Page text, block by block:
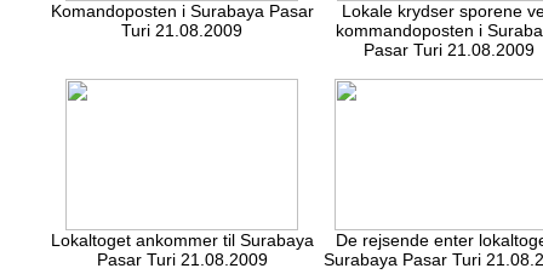
Komandoposten i Surabaya Pasar
Turi 21.08.2009
Lokale krydser sporene
kommandoposten i
Pasar Turi 21.08.2009
Lokaltoget ankommer til Surabaya
Pasar Turi 21.08.2009
De rejsende enter
Surabaya Pasar Turi